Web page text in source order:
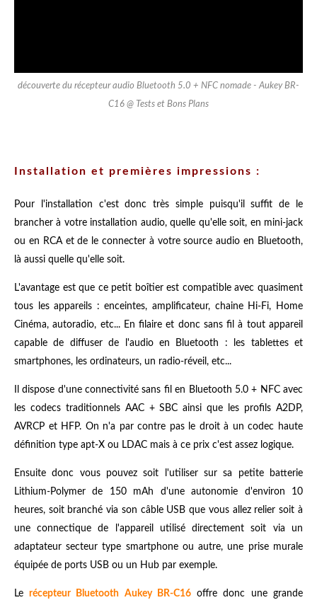
découverte du récepteur audio Bluetooth 5.0 + NFC nomade - Aukey BR-
C16 @ Tests et Bons Plans
Installation et premières impressions :
Pour l'installation c'est donc très simple puisqu'il suffit de le
brancher à votre installation audio, quelle qu'elle soit, en mini-jack
ou en RCA et de le connecter à votre source audio en Bluetooth,
là aussi quelle qu'elle soit.
L'avantage est que ce petit boîtier est compatible avec quasiment
tous les appareils : enceintes, amplificateur, chaine Hi-Fi, Home
Cinéma, autoradio, etc... En filaire et donc sans fil à tout appareil
capable de diffuser de l'audio en Bluetooth : les tablettes et
smartphones, les ordinateurs, un radio-réveil, etc...
Il dispose d'une connectivité sans fil en Bluetooth 5.0 + NFC avec
les codecs traditionnels AAC + SBC ainsi que les profils A2DP,
AVRCP et HFP. On n'a par contre pas le droit à un codec haute
définition type apt-X ou LDAC mais à ce prix c'est assez logique.
Ensuite donc vous pouvez soit l'utiliser sur sa petite batterie
Lithium-Polymer de 150 mAh d'une autonomie d'environ 10
heures, soit branché via son câble USB que vous allez relier soit à
une connectique de l'appareil utilisé directement soit via un
adaptateur secteur type smartphone ou autre, une prise murale
équipée de ports USB ou un Hub par exemple.
Lerécepteur Bluetooth Aukey BR-C16 offre donc une grande